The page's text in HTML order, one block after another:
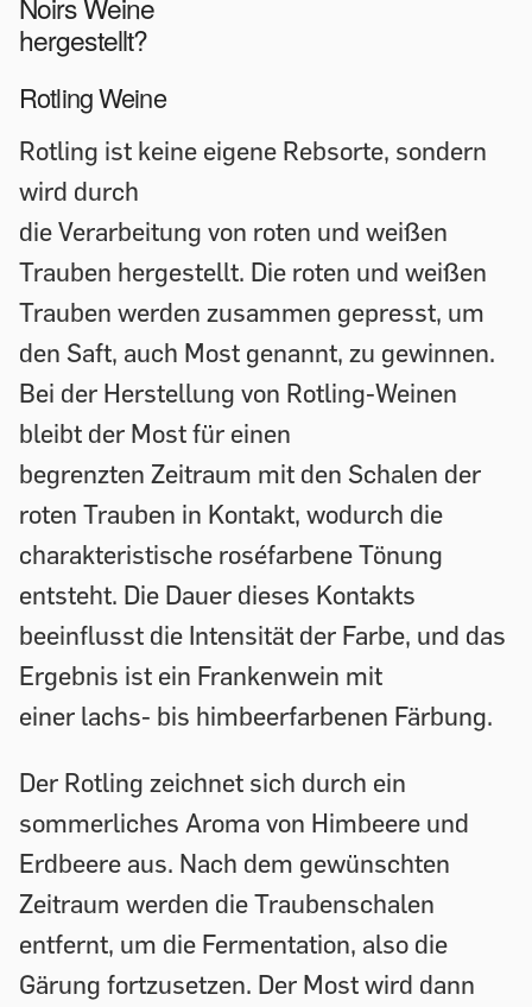
hergestellt?
Rotling Weine
Rotling ist keine eigene Rebsorte, sondern
wird durch
die Verarbeitung von roten und weißen
Trauben hergestellt. Die roten und weißen
Trauben werden zusammen gepresst, um
den Saft, auch Most genannt, zu gewinnen.
Bei der Herstellung von Rotling-Weinen
bleibt der Most für einen
begrenzten Zeitraum mit den Schalen der
roten Trauben in Kontakt, wodurch die
charakteristische roséfarbene Tönung
entsteht. Die Dauer dieses Kontakts
beeinflusst die Intensität der Farbe, und das
Ergebnis ist ein Frankenwein mit
einer lachs- bis himbeerfarbenen Färbung.
Der Rotling zeichnet sich durch ein
sommerliches Aroma von Himbeere und
Erdbeere aus. Nach dem gewünschten
Zeitraum werden die Traubenschalen
entfernt, um die Fermentation, also die
Gärung fortzusetzen. Der Most wird dann